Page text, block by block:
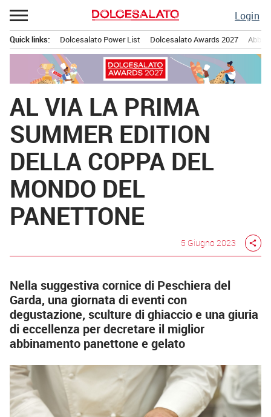
Passa
al
contenuto
Login
principale
Quick links: Dolcesalato Power List Dolcesalato Awards 2027
AL VIA LA PRIMA
SUMMER EDITION
DELLA COPPA DEL
MONDO DEL
PANETTONE
5 Giugno 2023 share
Nella suggestiva cornice di Peschiera del
Garda, una giornata di eventi con
degustazione, sculture di ghiaccio e una giuria
di eccellenza per decretare il miglior
abbinamento panettone e gelato